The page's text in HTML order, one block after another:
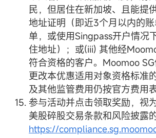
民，但居住在新加坡、且能提
地址证明（即近3个月以内的
单，或使用Singpass开户情况
住地址）；或(iii) 其他经
符合资格的客户。Moomoo
更改本优惠适用对象资格标准
及其他监管费用仍按官方费用
参与活动并点击领取奖励，视
美股碎股交易条款和风险披露的
https://